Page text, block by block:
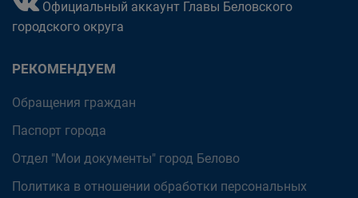
Официальный аккаунт Главы Беловского
городского округа
РЕКОМЕНДУЕМ
Обращения граждан
Паспорт города
Отдел "Мои документы" город Белово
Политика в отношении обработки персональных